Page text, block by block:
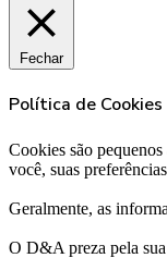
Fechar
Política de Cookies
Cookies são
você, suas
Geralmente, as
O D&A preza pela